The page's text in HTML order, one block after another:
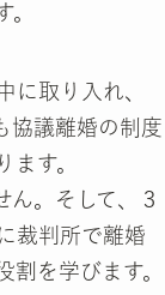
に取り入れ、
協議離婚の制度
ます。
ん。そして、３
裁判所で離婚
割を学びます。